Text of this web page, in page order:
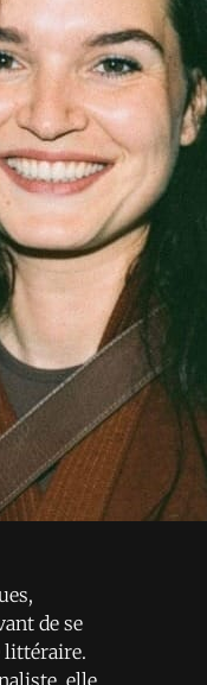
de se
littéraire.
elle